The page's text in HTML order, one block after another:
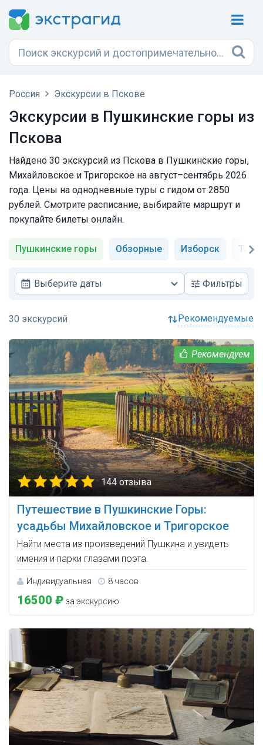
Россия Экскурсии в Пскове
Экскурсии в Пушкинские горы из
Пскова
Найдено 30 экскурсий из Пскова в Пушкинские горы,
Михайловское и Тригорское на август–сентябрь 2026
года. Цены на однодневные туры с гидом от 2850
рублей. Смотрите расписание, выбирайте маршрут и
покупайте билеты онлайн.
Пушкинские горы Обзорные Изборск
Выберите даты Фильтры
рекомендуемые
144 отзыва
Путешествие в Пушкинские Горы:
усадьбы Михайловское и Тригорское
Найти места из произведений Пушкина и увидеть
имения и парки глазами поэта.
Индивидуальная 8 часов
16500 ₽ за экскурсию